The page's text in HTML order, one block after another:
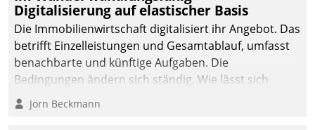
Digitalisierung auf elastischer Basis
Die Immobilienwirtschaft digitalisiert ihr Angebot. Das
betrifft Einzelleistungen und Gesamtablauf, umfasst
benachbarte und künftige Aufgaben. Die
Bedingungen ändern sich ständig. Wie lässt sich
technisch die Kontrolle wahren und zugleich Freiraum
fürs Wachsen öffnen?
Jörn Beckmann